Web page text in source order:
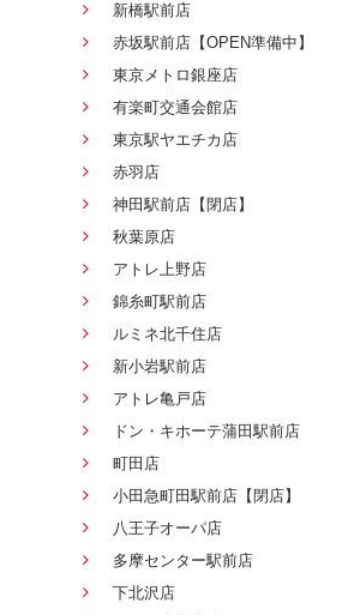
新橋駅前店
赤坂駅前店【OPEN準備中】
東京メトロ銀座店
有楽町交通会館店
東京駅ヤエチカ店
赤羽店
神田駅前店【閉店】
秋葉原店
アトレ上野店
錦糸町駅前店
ルミネ北千住店
新小岩駅前店
アトレ亀戸店
ドン・キホーテ蒲田駅前店
町田店
小田急町田駅前店【閉店】
八王子オーパ店
多摩センター駅前店
下北沢店